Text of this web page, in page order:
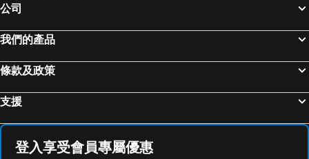
公司
我們的產品
條款及政策
支援
登入享受會員專屬優惠